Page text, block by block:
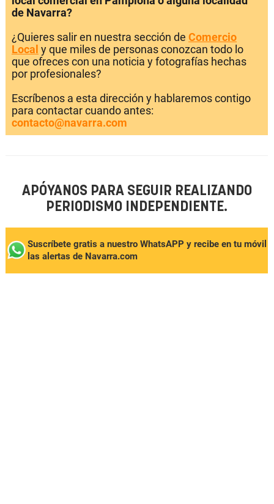
de Navarra?
¿Quieres salir en nuestra sección de Comercio
Local y que miles de personas conozcan todo lo
que ofreces con una noticia y fotografías hechas
por profesionales?
Escríbenos a esta dirección y hablaremos contigo
para contactar cuando antes:
contacto@navarra.com
APÓYANOS PARA SEGUIR REALIZANDO
PERIODISMO INDEPENDIENTE.
Suscríbete gratis a nuestro WhatsAPP y recibe en tu móvil
las alertas de Navarra.com